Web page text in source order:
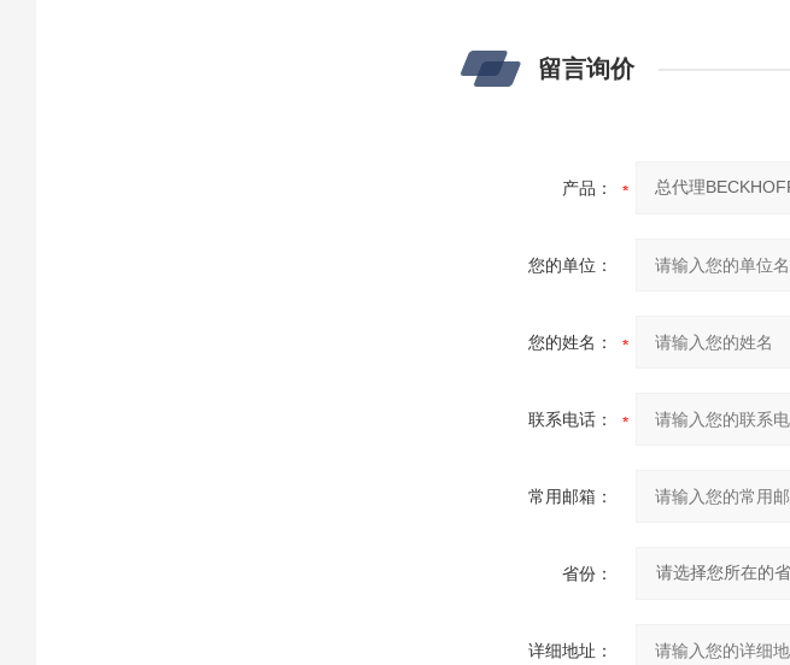
留言询价
产品：
您的单位：
您的姓名：
联系电话：
常用邮箱：
省份：
详细地址：